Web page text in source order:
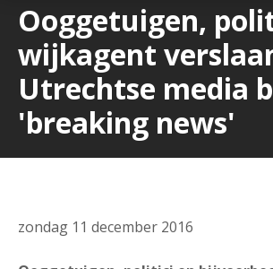
Ooggetuigen,
wijkagent
Utrechtse media
'breaking news'
zondag 11 december 2016